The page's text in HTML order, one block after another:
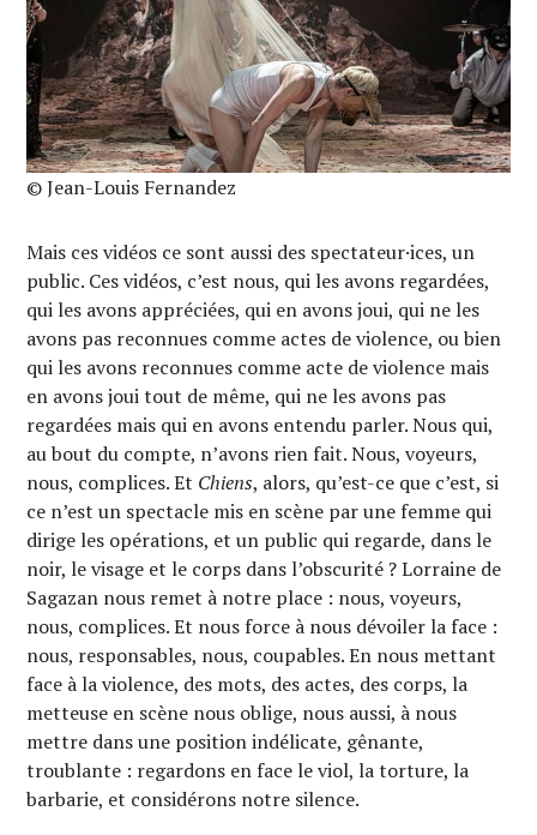
© Jean-Louis Fernandez
Mais ces vidéos ce sont aussi des spectateur·ices, un
public. Ces vidéos, c’est nous, qui les avons regardées,
qui les avons appréciées, qui en avons joui, qui ne les
avons pas reconnues comme actes de violence, ou bien
qui les avons reconnues comme acte de violence mais
en avons joui tout de même, qui ne les avons pas
regardées mais qui en avons entendu parler. Nous qui,
au bout du compte, n’avons rien fait. Nous, voyeurs,
nous, complices. Et Chiens, alors, qu’est-ce que c’est, si
ce n’est un spectacle mis en scène par une femme qui
dirige les opérations, et un public qui regarde, dans le
noir, le visage et le corps dans l’obscurité ? Lorraine de
Sagazan nous remet à notre place : nous, voyeurs,
nous, complices. Et nous force à nous dévoiler la face :
nous, responsables, nous, coupables. En nous mettant
face à la violence, des mots, des actes, des corps, la
metteuse en scène nous oblige, nous aussi, à nous
mettre dans une position indélicate, gênante,
troublante : regardons en face le viol, la torture, la
barbarie, et considérons notre silence.